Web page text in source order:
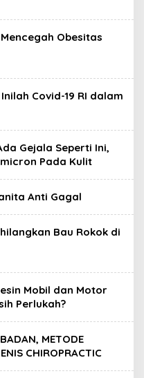
Obesitas
Covid-19 RI dalam
Gejala Seperti Ini,
Pada Kulit
Anti Gagal
Bau Rokok di
Mobil dan Motor
Perlukah?
METODE
CHIROPRACTIC